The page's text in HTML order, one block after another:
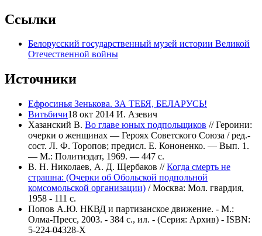
Ссылки
Белорусский государственный музей истории Великой
Отечественной войны
Источники
Ефросинья Зенькова. ЗА ТЕБЯ, БЕЛАРУСЬ!
Витьбичи18 окт 2014 И. Азевич
Хазанский В. Во главе юных подпольщиков // Героини:
очерки о женщинах — Героях Советского Союза / ред.-
сост. Л. Ф. Торопов; предисл. Е. Кононенко. — Вып. 1.
— М.: Политиздат, 1969. — 447 с.
В. Н. Николаев, А. Д. Щербаков //Когда смерть не
страшна: (Очерки об Обольской подпольной
комсомольской организации) / Москва: Мол. гвардия,
1958 - 111 с.
Попов А.Ю. НКВД и партизанское движение. - М.:
Олма-Пресс, 2003. - 384 с., ил. - (Серия: Архив) - ISBN:
5-224-04328-Х